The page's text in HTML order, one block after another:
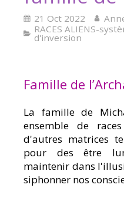
21 Oct 2022
RACES ALIENS-
d'inversion
Famille de
La famille de
ensemble de
d'autres matrices
pour des être
maintenir dans
siphonner nos